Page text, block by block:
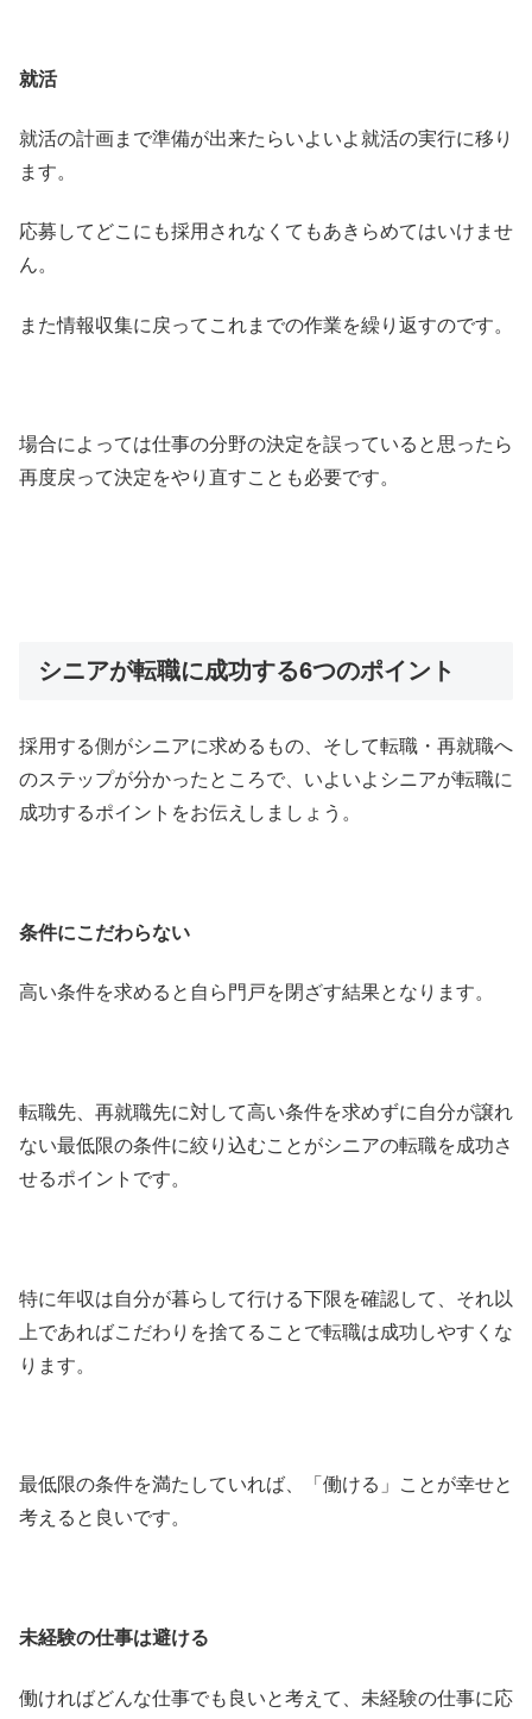
就活
就活の計画まで準備が出来たらいよいよ就活の実行に移り
ます。
応募してどこにも採用されなくてもあきらめてはいけませ
ん。
また情報収集に戻ってこれまでの作業を繰り返すのです。
場合によっては仕事の分野の決定を誤っていると思ったら
再度戻って決定をやり直すことも必要です。
シニアが転職に成功する6つのポイント
採用する側がシニアに求めるもの、そして転職・再就職へ
のステップが分かったところで、いよいよシニアが転職に
成功するポイントをお伝えしましょう。
条件にこだわらない
高い条件を求めると自ら門戸を閉ざす結果となります。
転職先、再就職先に対して高い条件を求めずに自分が譲れ
ない最低限の条件に絞り込むことがシニアの転職を成功さ
せるポイントです。
特に年収は自分が暮らして行ける下限を確認して、それ以
上であればこだわりを捨てることで転職は成功しやすくな
ります。
最低限の条件を満たしていれば、「働ける」ことが幸せと
考えると良いです。
未経験の仕事は避ける
働ければどんな仕事でも良いと考えて、未経験の仕事に応